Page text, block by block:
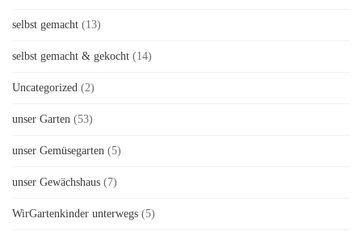
selbst gemacht (13)
selbst gemacht & gekocht (14)
Uncategorized (2)
unser Garten (53)
unser Gemüsegarten (5)
unser Gewächshaus (7)
WirGartenkinder unterwegs (5)